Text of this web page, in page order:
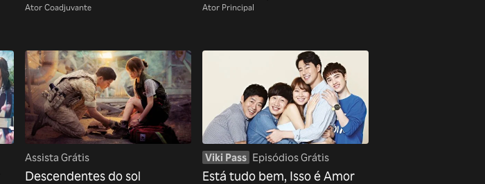
Ator Coadjuvante Ator Principal
Assista Grátis
Descendentes do sol
Viki Pass Episódios Grátis
Está tudo bem, Isso é Amor